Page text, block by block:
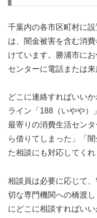
千葉内の各市区町村に
は、闇金被害を含む消
けています。勝浦市に
センターに電話または来
どこに連絡すればいい
ライン「188（いやや）
最寄りの消費生活セン
ら借りてしまった」「
た相談にも対応してくれ
相談員は必要に応じて
切な専門機関への橋渡
にどこに相談すればい